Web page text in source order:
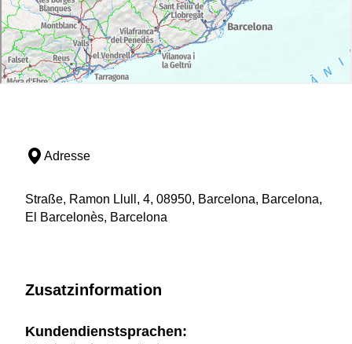
Adresse
Straße, Ramon Llull, 4, 08950, Barcelona, Barcelona,
El Barcelonès, Barcelona
Zusatzinformation
Kundendienstsprachen: